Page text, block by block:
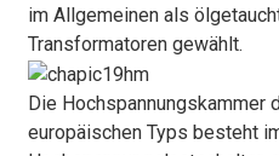
im Allgemeinen als
Transformatoren gewählt.
Die Hochspannungskammer
europäischen Typs besteht